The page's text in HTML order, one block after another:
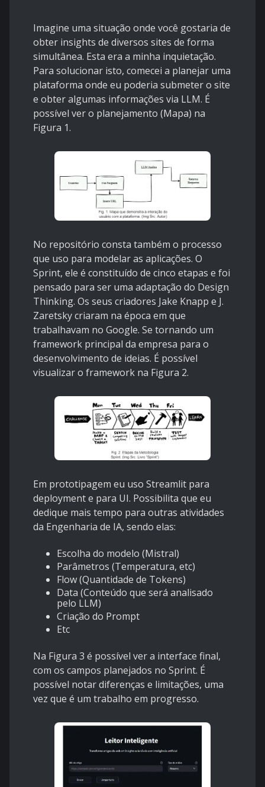
Imagine uma situação onde você gostaria de
obter insights de diversos sites de forma
simultânea. Esta era a minha inquietação.
Para solucionar isto, comecei a planejar uma
plataforma onde eu poderia submeter o site
e obter algumas informações via LLM. É
possível ver o planejamento (Mapa) na
Figura 1.
No repositório consta também o processo
que uso para modelar as aplicações. O
Sprint, ele é constituído de cinco etapas e foi
pensado para ser uma adaptação do Design
Thinking. Os seus criadores Jake Knapp e J.
Zaretsky criaram na época em que
trabalhavam no Google. Se tornando um
framework principal da empresa para o
desenvolvimento de ideias. É possível
visualizar o framework na Figura 2.
Em prototipagem eu uso Streamlit para
deployment e para UI. Possibilita que eu
dedique mais tempo para outras atividades
da Engenharia de IA, sendo elas:
Escolha do modelo (Mistral)
Parâmetros (Temperatura, etc)
Flow (Quantidade de Tokens)
Data (Conteúdo que será analisado
pelo LLM)
Criação do Prompt
Etc
Na Figura 3 é possível ver a interface final,
com os campos planejados no Sprint. É
possível notar diferenças e limitações, uma
vez que é um trabalho em progresso.